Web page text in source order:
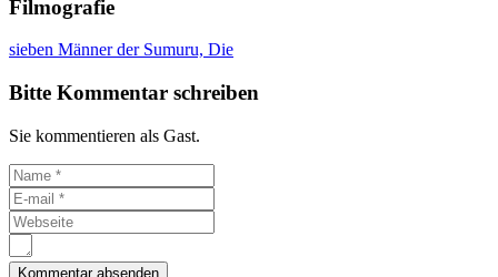
Filmografie
sieben Männer der Sumuru, Die
Bitte Kommentar schreiben
Sie kommentieren als Gast.